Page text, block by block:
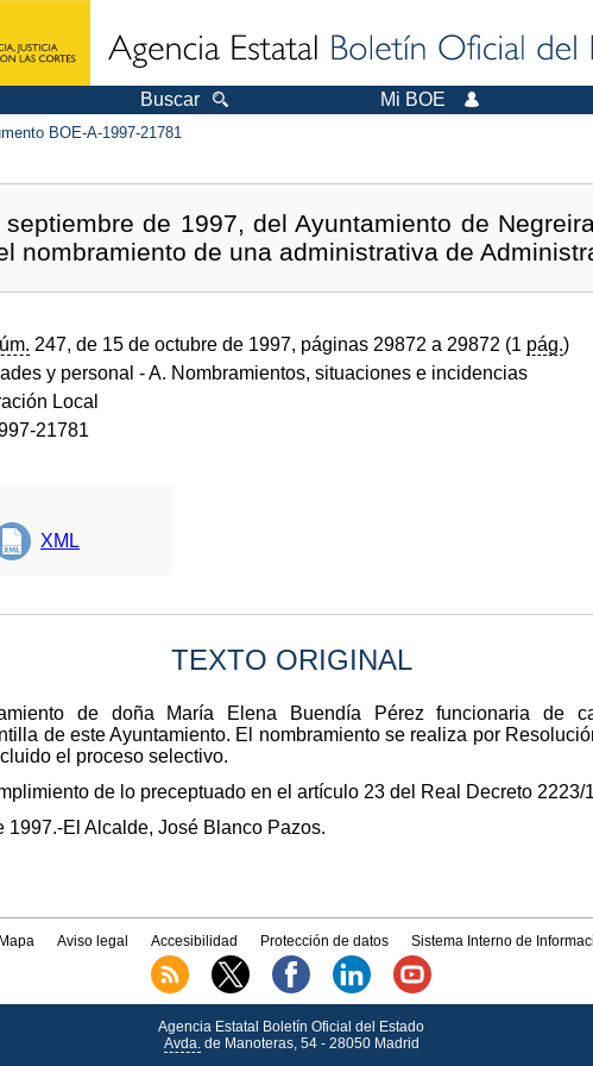
Buscar Mi BOE
BOE-A-1997-21781
de 1997, del Ayuntamiento de
nombramiento de una administrativa de
247, de 15 de octubre de 1997, páginas 29872 a 29872 (1 pág.)
y personal - A. Nombramientos, situaciones e incidencias
Local
21781
XML
TEXTO ORIGINAL
de doña María Elena Buendía Pérez funcionaria de
de este Ayuntamiento. El nombramiento se realiza por
el proceso selectivo.
de lo preceptuado en el artículo 23 del Real Decreto 2223/
1997.-El Alcalde, José Blanco Pazos.
Mapa Aviso legal Accesibilidad Protección de datos Sistema Interno de
Agencia Estatal Boletín Oficial del Estado
Avda.de Manoteras, 54 - 28050 Madrid